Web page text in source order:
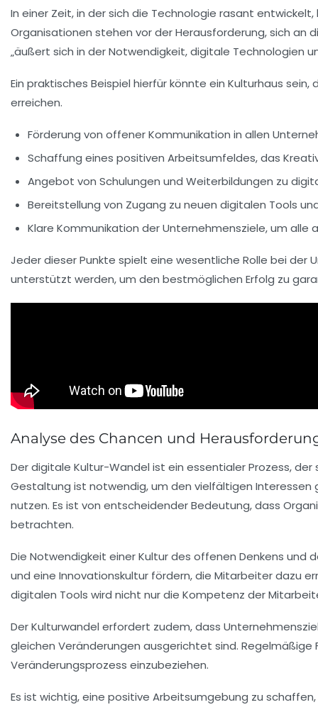
In einer Zeit, in der sich die Technologie rasant entwickelt,
Organisationen stehen vor der Herausforderung, sich an
„äußert sich in der Notwendigkeit, digitale Technologien
Ein praktisches Beispiel hierfür könnte ein Kulturhaus sein,
erreichen.
Förderung von offener Kommunikation in allen
Schaffung eines positiven Arbeitsumfeldes, das
Angebot von Schulungen und Weiterbildungen zu
Bereitstellung von Zugang zu neuen digitalen Tools
Klare Kommunikation der Unternehmensziele, um alle
Jeder dieser Punkte spielt eine wesentliche Rolle bei
unterstützt werden, um den bestmöglichen Erfolg zu
Analyse des Chancen und
Der digitale Kultur-Wandel ist ein essentialer Prozess,
Gestaltung ist notwendig, um den vielfältigen
nutzen. Es ist von entscheidenderBedeutung, dass
betrachten.
Die Notwendigkeit einerKultur des offenen Denkens und
und eine Innovationskultur fördern, die Mitarbeiter dazu
digitalen Tools wird nicht nur die Kompetenz der
Der Kulturwandel erfordert zudem, dass
gleichen Veränderungen ausgerichtet sind. Regelmäßige
Veränderungsprozess einzubeziehen.
Es ist wichtig, eine positive Arbeitsumgebung zu